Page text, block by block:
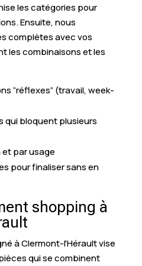
les catégories pour
Ensuite, nous
complètes avec vos
les combinaisons et les
“réflexes” (travail, week-
qui bloquent plusieurs
par usage
pour finaliser sans en
shopping à
à Clermont-l'Hérault vise
qui se combinent